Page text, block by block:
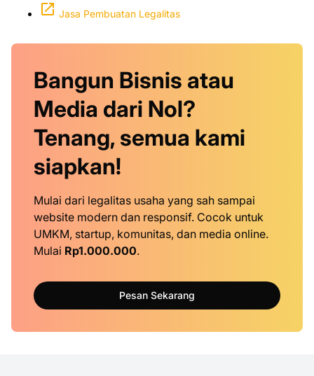
Jasa Pembuatan Legalitas
Bangun Bisnis atau
Media dari Nol?
Tenang, semua kami
siapkan!
Mulai dari legalitas usaha yang sah sampai
website modern dan responsif. Cocok untuk
UMKM, startup, komunitas, dan media online.
Mulai Rp1.000.000.
Pesan Sekarang